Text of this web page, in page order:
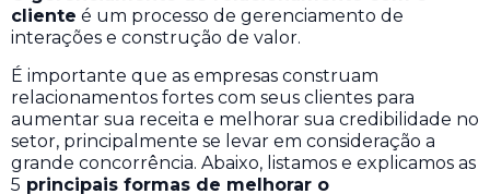
cliente é um processo de gerenciamento de
interações e construção de valor.
É importante que as empresas construam
relacionamentos fortes com seus clientes para
aumentar sua receita e melhorar sua credibilidade no
setor, principalmente se levar em consideração a
grande concorrência. Abaixo, listamos e explicamos as
5 principais formas de melhorar o